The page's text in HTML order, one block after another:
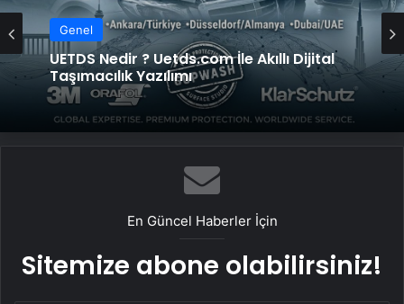
Genel
UETDS Nedir ? Uetds.com İle Akıllı Dijital
Taşımacılık Yazılımı
En Güncel Haberler İçin
Sitemize abone olabilirsiniz!